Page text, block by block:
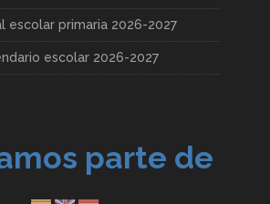
escolar primaria 2026-2027
escolar 2026-2027
parte de